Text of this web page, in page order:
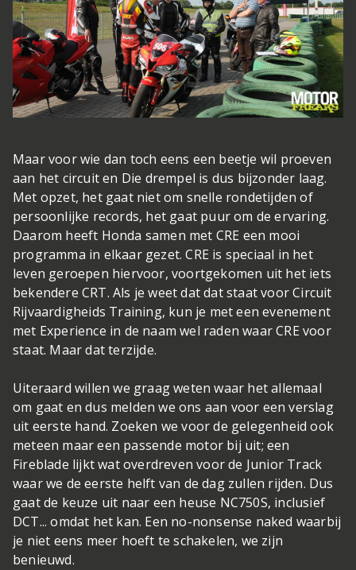
Maar voor wie dan toch eens een beetje wil proeven
aan het circuit en Die drempel is dus bijzonder laag.
Met opzet, het gaat niet om snelle rondetijden of
persoonlijke records, het gaat puur om de ervaring.
Daarom heeft Honda samen met CRE een mooi
programma in elkaar gezet. CRE is speciaal in het
leven geroepen hiervoor, voortgekomen uit het iets
bekendere CRT. Als je weet dat dat staat voor Circuit
Rijvaardigheids Training, kun je met een evenement
met Experience in de naam wel raden waar CRE voor
staat. Maar dat terzijde.
Uiteraard willen we graag weten waar het allemaal
om gaat en dus melden we ons aan voor een verslag
uit eerste hand. Zoeken we voor de gelegenheid ook
meteen maar een passende motor bij uit; een
Fireblade lijkt wat overdreven voor de Junior Track
waar we de eerste helft van de dag zullen rijden. Dus
gaat de keuze uit naar een heuse NC750S, inclusief
DCT... omdat het kan. Een no-nonsense naked waarbij
je niet eens meer hoeft te schakelen, we zijn
benieuwd.